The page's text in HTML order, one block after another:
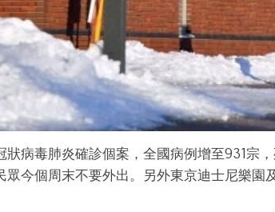
狀病毒肺炎確診個案，全國病例增至931宗
今個周末不要外出。另外東京迪士尼樂園